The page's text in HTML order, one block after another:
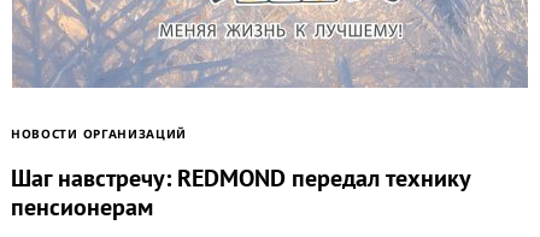
НОВОСТИ ОРГАНИЗАЦИЙ
Шаг навстречу: REDMOND передал технику
пенсионерам